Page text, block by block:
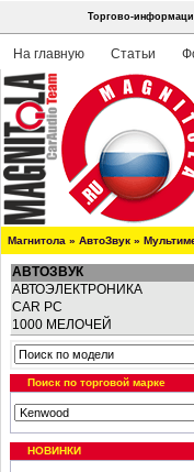
Торгово-
На главную Статьи
Магнитола » АвтоЗвук »
АВТОЗВУК
АВТОЭЛЕКТРОНИКА
CAR PC
1000 МЕЛОЧЕЙ
Поиск по торговой марке
НОВИНКИ